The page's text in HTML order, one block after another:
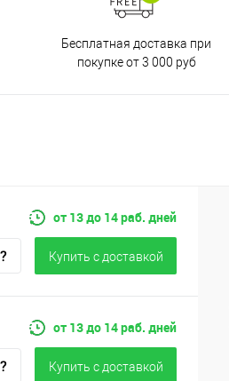
Бесплатная доставка при
покупке от 3 000 руб
от 13 до 14 раб. дней
Купить c доставкой
от 13 до 14 раб. дней
Купить c доставкой